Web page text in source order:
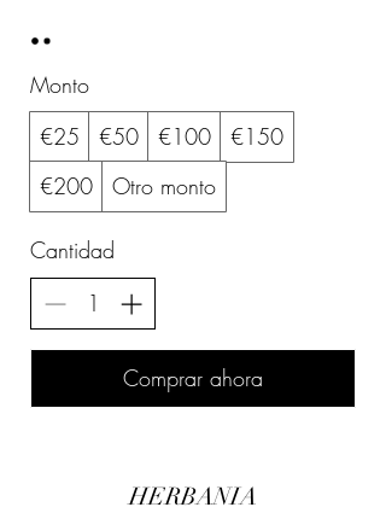
Monto
€25
€50 €100
€150
€200
Otro monto
Cantidad
Comprar ahora
HERBANIA